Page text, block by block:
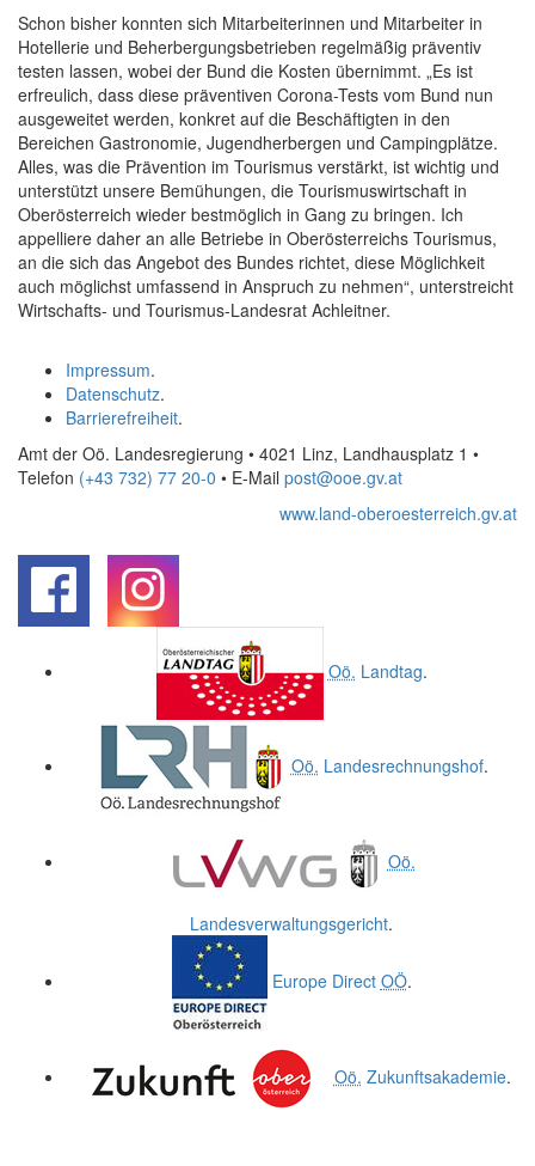
Schon bisher konnten sich Mitarbeiterinnen und Mitarbeiter in
Hotellerie und Beherbergungsbetrieben regelmäßig präventiv
testen lassen, wobei der Bund die Kosten übernimmt. „Es ist
erfreulich, dass diese präventiven Corona-Tests vom Bund nun
ausgeweitet werden, konkret auf die Beschäftigten in den
Bereichen Gastronomie, Jugendherbergen und Campingplätze.
Alles, was die Prävention im Tourismus verstärkt, ist wichtig und
unterstützt unsere Bemühungen, die Tourismuswirtschaft in
Oberösterreich wieder bestmöglich in Gang zu bringen. Ich
appelliere daher an alle Betriebe in Oberösterreichs Tourismus,
an die sich das Angebot des Bundes richtet, diese Möglichkeit
auch möglichst umfassend in Anspruch zu nehmen“, unterstreicht
Wirtschafts- und Tourismus-Landesrat Achleitner.
Impressum.
Datenschutz.
Barrierefreiheit.
Amt der Oö. Landesregierung • 4021 Linz, Landhausplatz 1 •
Telefon (+43 732) 77 20-0 • E-Mail post@ooe.gv.at
www.land-oberoesterreich.gv.at
Oö. Landtag.
Oö. Landesrechnungshof.
Oö.
Landesverwaltungsgericht.
Europe Direct OÖ.
Oö. Zukunftsakademie.